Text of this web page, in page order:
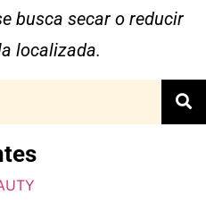
busca secar o reducir
localizada.